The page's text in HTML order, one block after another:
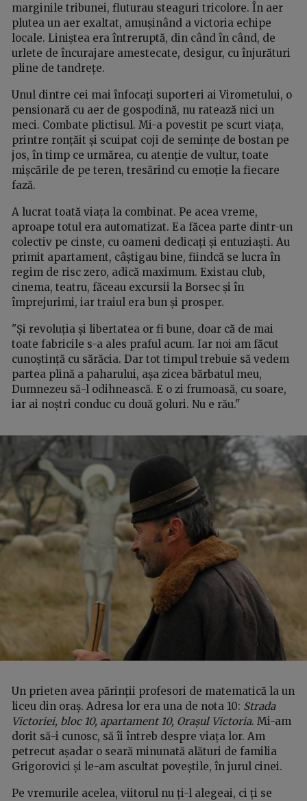
marginile tribunei, fluturau steaguri tricolore. În aer
plutea un aer exaltat, amușinând a victoria echipe
locale. Liniștea era întreruptă, din când în când, de
urlete de încurajare amestecate, desigur, cu înjurături
pline de tandrețe.
Unul dintre cei mai înfocați suporteri ai Virometului, o
pensionară cu aer de gospodină, nu ratează nici un
meci. Combate plictisul. Mi-a povestit pe scurt viața,
printre ronțăit și scuipat coji de semințe de bostan pe
jos, în timp ce urmărea, cu atenție de vultur, toate
mișcările de pe teren, tresărind cu emoție la fiecare
fază.
A lucrat toată viața la combinat. Pe acea vreme,
aproape totul era automatizat. Ea făcea parte dintr-un
colectiv pe cinste, cu oameni dedicați și entuziaști. Au
primit apartament, câștigau bine, fiindcă se lucra în
regim de risc zero, adică maximum. Existau club,
cinema, teatru, făceau excursii la Borsec și în
împrejurimi, iar traiul era bun și prosper.
"Și revoluția și libertatea or fi bune, doar că de mai
toate fabricile s-a ales praful acum. Iar noi am făcut
cunoștință cu sărăcia. Dar tot timpul trebuie să vedem
partea plină a paharului, așa zicea bărbatul meu,
Dumnezeu să-l odihnească. E o zi frumoasă, cu soare,
iar ai noștri conduc cu două goluri. Nu e rău."
Un prieten avea părinții profesori de matematică la un
liceu din oraș. Adresa lor era una de nota 10: Strada
Victoriei, bloc 10, apartament 10, Orașul Victoria. Mi-am
dorit să-i cunosc, să îi întreb despre viața lor. Am
petrecut așadar o seară minunată alături de familia
Grigorovici și le-am ascultat poveștile, în jurul cinei.
Pe vremurile acelea, viitorul nu ți-l alegeai, ci ți se